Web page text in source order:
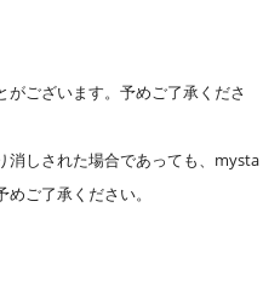
ございます。予めご了承くださ
消しされた場合であっても、mysta
ご了承ください。